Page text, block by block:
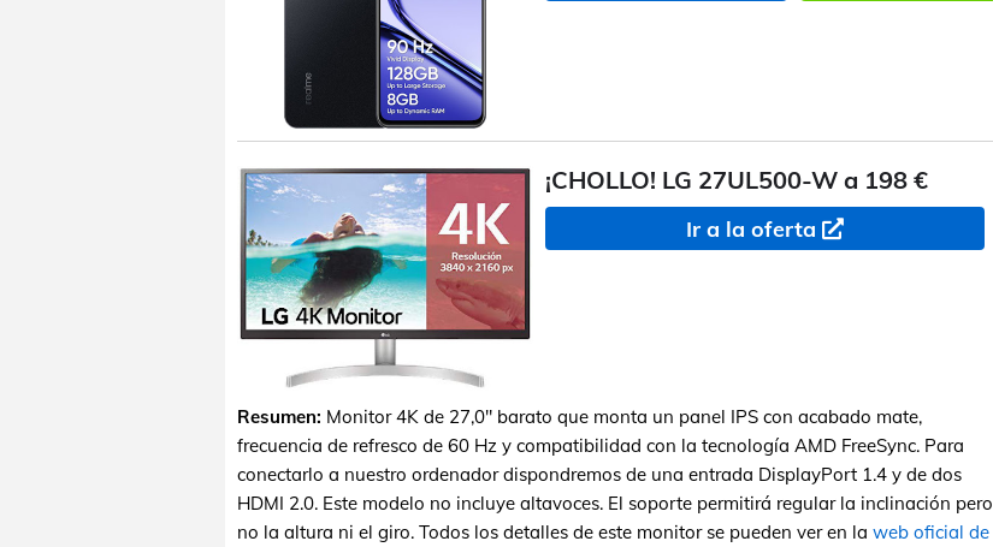
¡CHOLLO! LG 27UL500-W a 198 €
Ir a la oferta
Resumen: Monitor 4K de 27,0" barato que monta un panel IPS con acabado mate,
frecuencia de refresco de 60 Hz y compatibilidad con la tecnología AMD FreeSync. Para
conectarlo a nuestro ordenador dispondremos de una entrada DisplayPort 1.4 y de dos
HDMI 2.0. Este modelo no incluye altavoces. El soporte permitirá regular la inclinación pero
no la altura ni el giro. Todos los detalles de este monitor se pueden ver en la web oficial de